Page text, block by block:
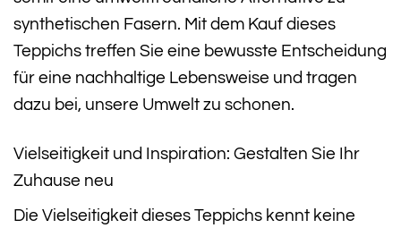
synthetischen Fasern. Mit dem Kauf dieses
Teppichs treffen Sie eine bewusste Entscheidung
für eine nachhaltige Lebensweise und tragen
dazu bei, unsere Umwelt zu schonen.
Vielseitigkeit und Inspiration: Gestalten Sie Ihr
Zuhause neu
Die Vielseitigkeit dieses Teppichs kennt keine